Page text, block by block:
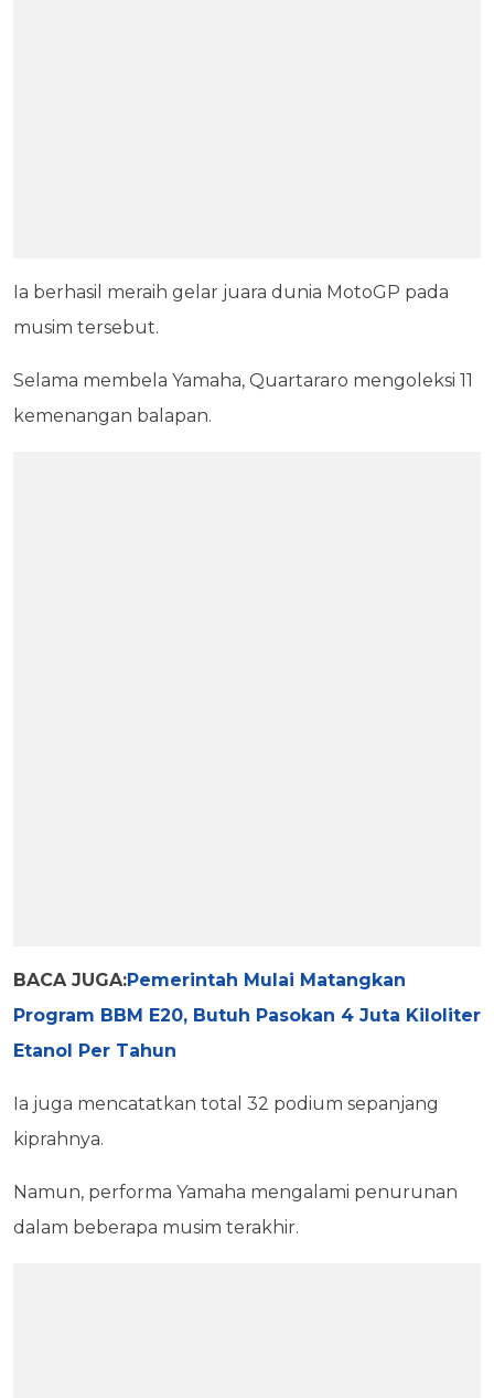
Ia berhasil meraih gelar juara dunia MotoGP pada
musim tersebut.
Selama membela Yamaha, Quartararo mengoleksi 11
kemenangan balapan.
BACA JUGA:Pemerintah Mulai Matangkan
Program BBM E20, Butuh Pasokan 4 Juta Kiloliter
Etanol Per Tahun
Ia juga mencatatkan total 32 podium sepanjang
kiprahnya.
Namun, performa Yamaha mengalami penurunan
dalam beberapa musim terakhir.